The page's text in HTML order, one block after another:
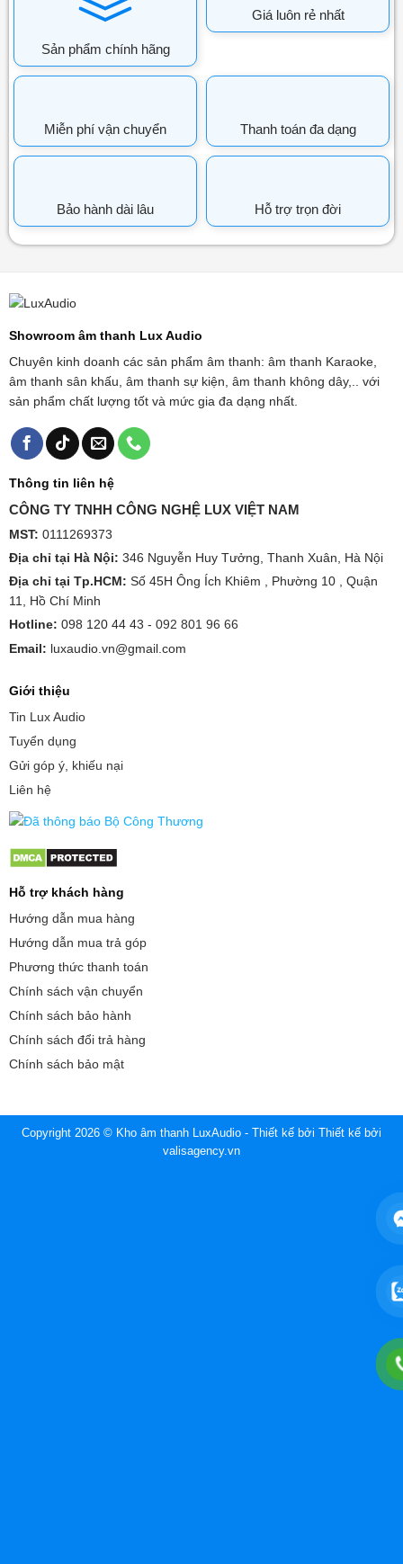
Sản phẩm chính hãng
Giá luôn rẻ nhất
Miễn phí vận chuyển Thanh toán đa dạng
Bảo hành dài lâu Hỗ trợ trọn đời
Showroom âm thanh Lux Audio
Chuyên kinh doanh các sản phẩm âm thanh: âm thanh Karaoke,
âm thanh sân khấu, âm thanh sự kiện, âm thanh không dây,.. với
sản phẩm chất lượng tốt và mức gia đa dạng nhất.
Thông tin liên hệ
CÔNG TY TNHH CÔNG NGHỆ LUX VIỆT NAM
MST: 0111269373
Địa chỉ tại Hà Nội: 346 Nguyễn Huy Tưởng, Thanh Xuân, Hà Nội
Địa chỉ tại Tp.HCM: Số 45H Ông Ích Khiêm , Phường 10 , Quận
11, Hồ Chí Minh
Hotline: 098 120 44 43 - 092 801 96 66
Email: luxaudio.vn@gmail.com
Giới thiệu
Tin Lux Audio
Tuyển dụng
Gửi góp ý, khiếu nại
Liên hệ
Hỗ trợ khách hàng
Hướng dẫn mua hàng
Hướng dẫn mua trả góp
Phương thức thanh toán
Chính sách vận chuyển
Chính sách bảo hành
Chính sách đổi trả hàng
Chính sách bảo mật
Copyright 2026 © Kho âm thanh LuxAudio - Thiết kế bởi Thiết kế bởi
valisagency.vn